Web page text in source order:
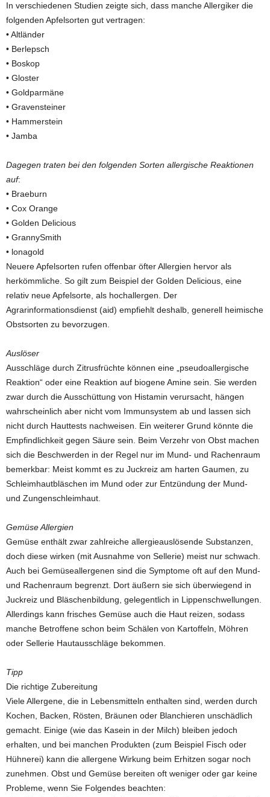
In verschiedenen Studien zeigte sich, dass manche Allergiker die
folgenden Apfelsorten gut vertragen:
• Altländer
• Berlepsch
• Boskop
• Gloster
• Goldparmäne
• Gravensteiner
• Hammerstein
• Jamba
Dagegen traten bei den folgenden Sorten allergische Reaktionen
auf:
• Braeburn
• Cox Orange
• Golden Delicious
• GrannySmith
• lonagold
Neuere Apfelsorten rufen offenbar öfter Allergien hervor als
herkömmliche. So gilt zum Beispiel der Golden Delicious, eine
relativ neue Apfelsorte, als hochallergen. Der
Agrarinformationsdienst (aid) empfiehlt deshalb, generell heimische
Obstsorten zu bevorzugen.
Auslöser
Ausschläge durch Zitrusfrüchte können eine „pseudoallergische
Reaktion“ oder eine Reaktion auf biogene Amine sein. Sie werden
zwar durch die Ausschüttung von Histamin verursacht, hängen
wahrscheinlich aber nicht vom Immunsystem ab und lassen sich
nicht durch Hauttests nachweisen. Ein weiterer Grund könnte die
Empfindlichkeit gegen Säure sein. Beim Verzehr von Obst machen
sich die Beschwerden in der Regel nur im Mund- und Rachenraum
bemerkbar: Meist kommt es zu Juckreiz am harten Gaumen, zu
Schleimhautbläschen im Mund oder zur Entzündung der Mund-
und Zungenschleimhaut.
Gemüse Allergien
Gemüse enthält zwar zahlreiche allergieauslösende Substanzen,
doch diese wirken (mit Ausnahme von Sellerie) meist nur schwach.
Auch bei Gemüseallergenen sind die Symptome oft auf den Mund-
und Rachenraum begrenzt. Dort äußern sie sich überwiegend in
Juckreiz und Bläschenbildung, gelegentlich in Lippenschwellungen.
Allerdings kann frisches Gemüse auch die Haut reizen, sodass
manche Betroffene schon beim Schälen von Kartoffeln, Möhren
oder Sellerie Hautausschläge bekommen.
Tipp
Die richtige Zubereitung
Viele Allergene, die in Lebensmitteln enthalten sind, werden durch
Kochen, Backen, Rösten, Bräunen oder Blanchieren unschädlich
gemacht. Einige (wie das Kasein in der Milch) bleiben jedoch
erhalten, und bei manchen Produkten (zum Beispiel Fisch oder
Hühnerei) kann die allergene Wirkung beim Erhitzen sogar noch
zunehmen. Obst und Gemüse bereiten oft weniger oder gar keine
Probleme, wenn Sie Folgendes beachten: